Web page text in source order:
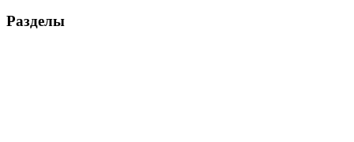
Разделы